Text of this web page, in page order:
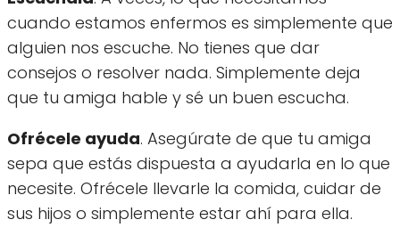
cuando estamos enfermos es simplemente que
alguien nos escuche. No tienes que dar
consejos o resolver nada. Simplemente deja
que tu amiga hable y sé un buen escucha.
Ofrécele ayuda. Asegúrate de que tu amiga
sepa que estás dispuesta a ayudarla en lo que
necesite. Ofrécele llevarle la comida, cuidar de
sus hijos o simplemente estar ahí para ella.